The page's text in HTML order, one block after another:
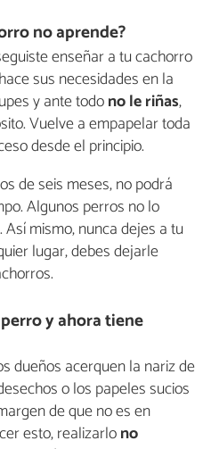
no aprende?
enseñar a tu cachorro
sus necesidades en la
y ante todono le riñas,
Vuelve a empapelar toda
desde el principio.
de seis meses, no podrá
Algunos perros no lo
mismo, nunca dejes a tu
lugar, debes dejarle
y ahora tiene
dueños acerquen la nariz de
o los papeles sucios
de que no es en
esto, realizarlono